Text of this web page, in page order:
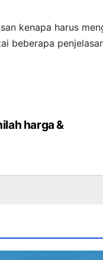
kenapa harus
beberapa
harga &